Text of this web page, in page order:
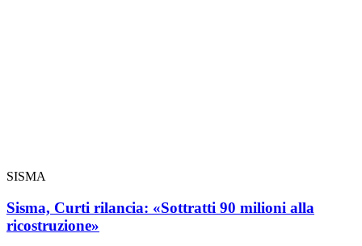
SISMA
Sisma, Curti rilancia: «Sottratti 90 milioni alla
ricostruzione»